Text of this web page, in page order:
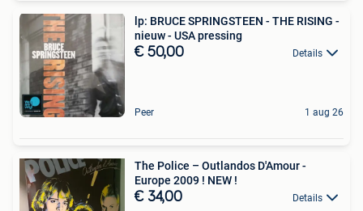
lp: BRUCE SPRINGSTEEN - THE RISING -
nieuw - USA pressing
€ 50,00 Details
Peer 1 aug 26
The Police – Outlandos D'Amour -
Europe 2009 ! NEW !
€ 34,00 Details